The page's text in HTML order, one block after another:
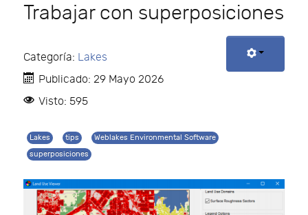
Trabajar con superposiciones
Categoría: Lakes
Publicado: 29 Mayo 2026
Visto: 595
Lakes tips
Weblakes Environmental Software
superposiciones